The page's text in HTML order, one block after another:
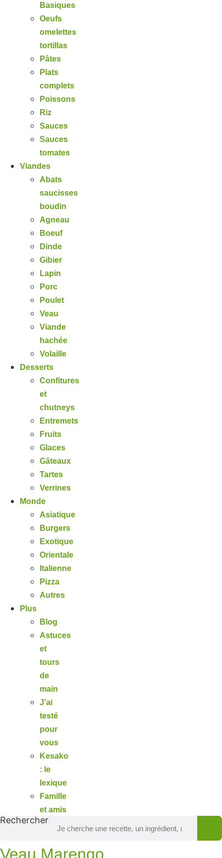
Basiques
Oeufs
omelettes
tortillas
Pâtes
Plats
complets
Poissons
Riz
Sauces
Sauces
tomates
Viandes
Abats
saucisses
boudin
Agneau
Boeuf
Dinde
Gibier
Lapin
Porc
Poulet
Veau
Viande
hachée
Volaille
Desserts
Confitures
et
chutneys
Entremets
Fruits
Glaces
Gâteaux
Tartes
Verrines
Monde
Asiatique
Burgers
Exotique
Orientale
Italienne
Pizza
Autres
Plus
Blog
Astuces
et
tours
de
main
J’ai
testé
pour
vous
Kesako
: le
lexique
Famille
et amis
Rechercher
Veau Marengo